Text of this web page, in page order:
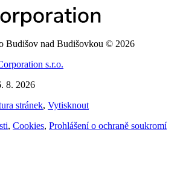
Budišov nad Budišovkou © 2026
s.r.o.
8. 2026
stránek, Vytisknout
, Cookies, Prohlášení o ochraně soukromí